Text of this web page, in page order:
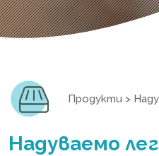
Продукти >
Надуваемо